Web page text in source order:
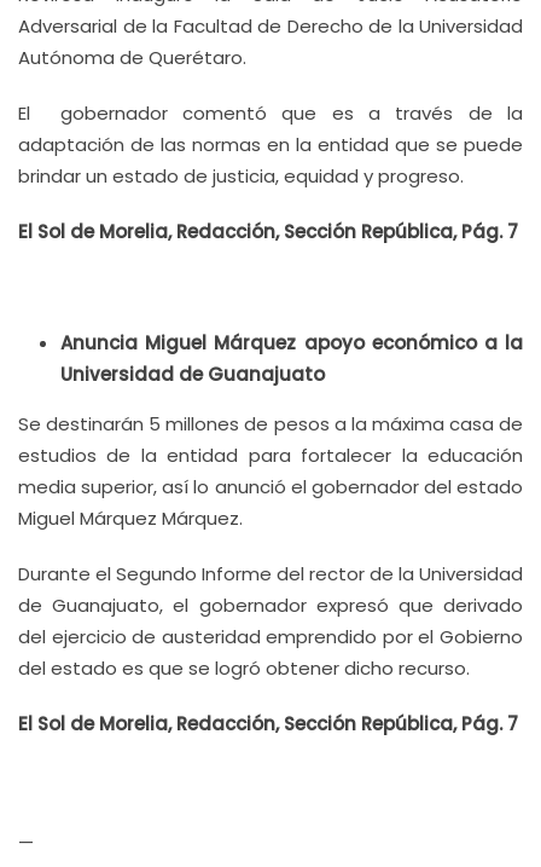
Adversarial de la Facultad de Derecho de la Universidad
Autónoma de Querétaro.
El gobernador comentó que es a través de la
adaptación de las normas en la entidad que se puede
brindar un estado de justicia, equidad y progreso.
El Sol de Morelia, Redacción, Sección República, Pág. 7
Anuncia Miguel Márquez apoyo económico a la
Universidad de Guanajuato
Se destinarán 5 millones de pesos a la máxima casa de
estudios de la entidad para fortalecer la educación
media superior, así lo anunció el gobernador del estado
Miguel Márquez Márquez.
Durante el Segundo Informe del rector de la Universidad
de Guanajuato, el gobernador expresó que derivado
del ejercicio de austeridad emprendido por el Gobierno
del estado es que se logró obtener dicho recurso.
El Sol de Morelia, Redacción, Sección República, Pág. 7
—